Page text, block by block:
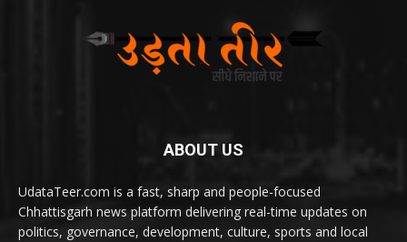
ABOUT US
UdataTeer.com is a fast, sharp and people-focused
Chhattisgarh news platform delivering real-time updates on
politics, governance, development, culture, sports and local